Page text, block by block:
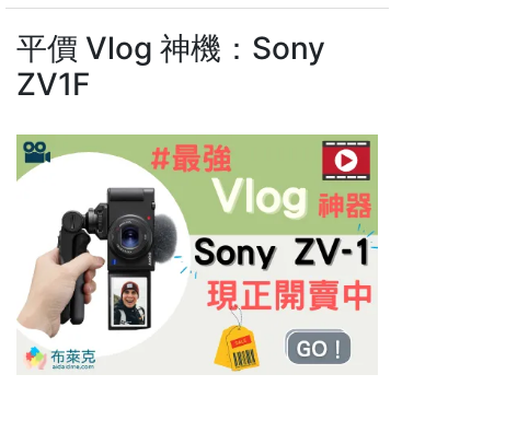
平價 Vlog 神機：Sony
ZV1F